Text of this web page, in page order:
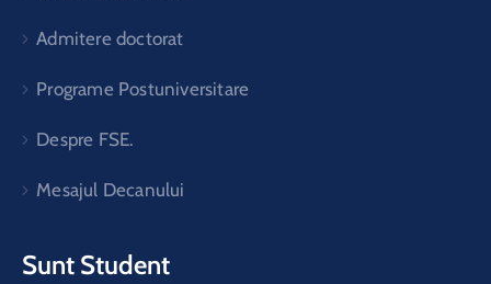
Admitere doctorat
Programe Postuniversitare
Despre FSE.
Mesajul Decanului
Sunt Student